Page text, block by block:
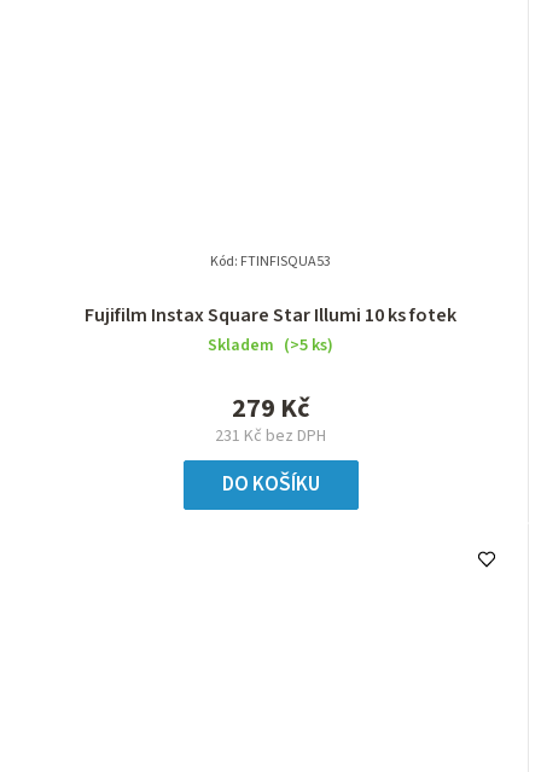
Fujifilm Instax Square Star Illumi 10 ks fotek
Skladem (>5 ks)
231 Kč bez DPH
279 Kč
DO KOŠÍKU
Kód: FTINFISQUA53